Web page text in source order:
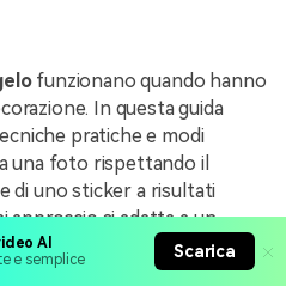
AI
e semplice
Scarica
funzionano quando hanno
In questa guida
pratiche e modi
una foto rispettando il
di uno sticker a risultati
approccio si adatta a un